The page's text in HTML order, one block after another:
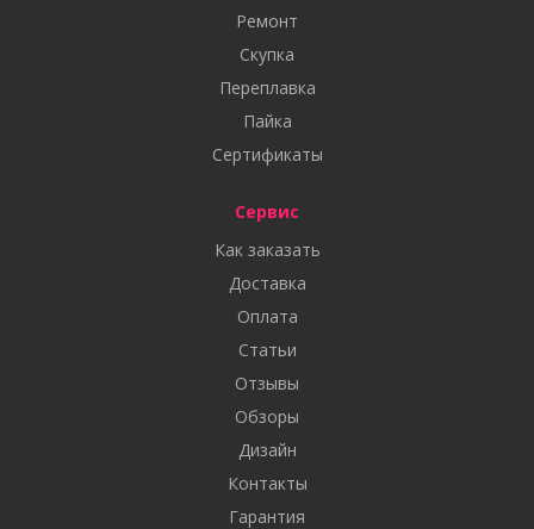
Ремонт
Скупка
Переплавка
Пайка
Сертификаты
Сервис
Как заказать
Доставка
Оплата
Статьи
Отзывы
Обзоры
Дизайн
Контакты
Гарантия